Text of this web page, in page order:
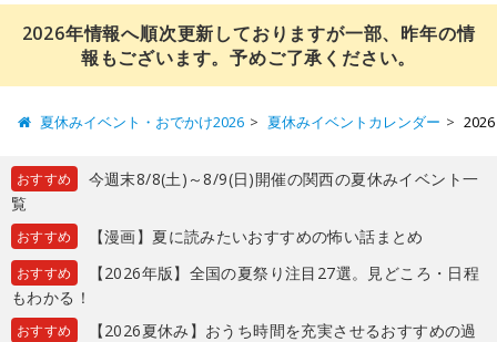
2026年情報へ順次更新しておりますが一部、昨年の情
報もございます。予めご了承ください。
夏休みイベント・おでかけ2026 夏休みイベントカレンダー
おすすめ
今週末8/8(土)～8/9(日)開催の関西の夏休みイベント一
覧
おすすめ 【漫画】夏に読みたいおすすめの怖い話まとめ
おすすめ
【2026年版】全国の夏祭り注目27選。見どころ・日程
もわかる！
おすすめ
【2026夏休み】おうち時間を充実させるおすすめの過